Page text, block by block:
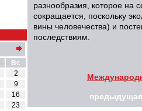
Вс
2
9
16
23
разнообразия, которое на
сокращается, поскольку
вины человечества) и
последствиям.
предыдущая